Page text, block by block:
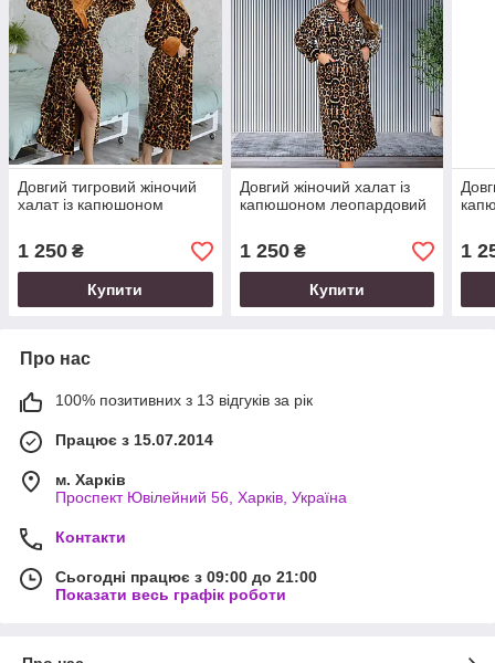
Довгий тигровий жіночий
халат із капюшоном
1 250 ₴
Купити
Довгий жіночий халат із
капюшоном леопардовий
1 250₴
Купити
1
Про нас
100% позитивних з 13 відгуків за рік
Працює з 15.07.2014
м. Харків
Проспект Ювілейний 56, Харків, Україна
Контакти
Сьогодні працює з 09:00 до 21:00
Показати весь графік роботи